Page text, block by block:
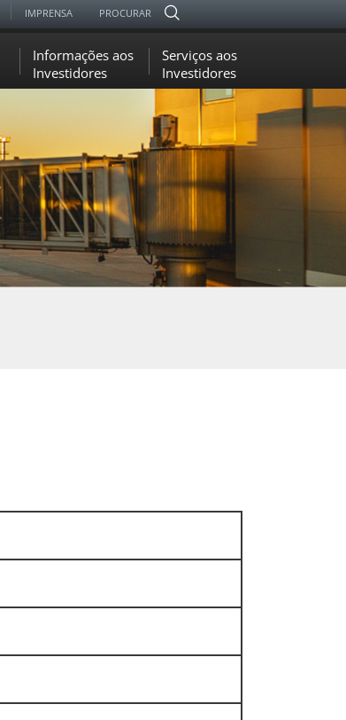
IMPRENSA PROCURAR
Informações aos
Investidores
Serviços aos
Investidores